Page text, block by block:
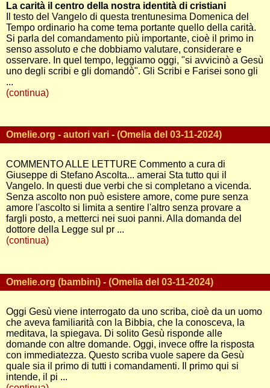
La carità il centro della nostra identità di cristiani
Il testo del Vangelo di questa trentunesima Domenica del
Tempo ordinario ha come tema portante quello della carità.
Si parla del comandamento più importante, cioè il primo in
senso assoluto e che dobbiamo valutare, considerare e
osservare. In quel tempo, leggiamo oggi, "si avvicinò a Gesù
uno degli scribi e gli domandò". Gli Scribi e Farisei sono gli
...
(continua)
Omelie.org - autori vari - (Omelia del 03-11-2024)
COMMENTO ALLE LETTURE Commento a cura di
Giuseppe di Stefano Ascolta... amerai Sta tutto qui il
Vangelo. In questi due verbi che si completano a vicenda.
Senza ascolto non può esistere amore, come pure senza
amore l'ascolto si limita a sentire l'altro senza provare a
fargli posto, a metterci nei suoi panni. Alla domanda del
dottore della Legge sul pr ...
(continua)
Omelie.org (bambini) - (Omelia del 03-11-2024)
Oggi Gesù viene interrogato da uno scriba, cioè da un uomo
che aveva familiarità con la Bibbia, che la conosceva, la
meditava, la spiegava. Di solito Gesù risponde alle
domande con altre domande. Oggi, invece offre la risposta
con immediatezza. Questo scriba vuole sapere da Gesù
quale sia il primo di tutti i comandamenti. Il primo qui si
intende, il pi ...